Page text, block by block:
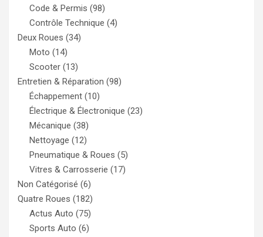
Code & Permis (98)
Contrôle Technique (4)
Deux Roues (34)
Moto (14)
Scooter (13)
Entretien & Réparation (98)
Échappement (10)
Électrique & Électronique (23)
Mécanique (38)
Nettoyage (12)
Pneumatique & Roues (5)
Vitres & Carrosserie (17)
Non Catégorisé (6)
Quatre Roues (182)
Actus Auto (75)
Sports Auto (6)